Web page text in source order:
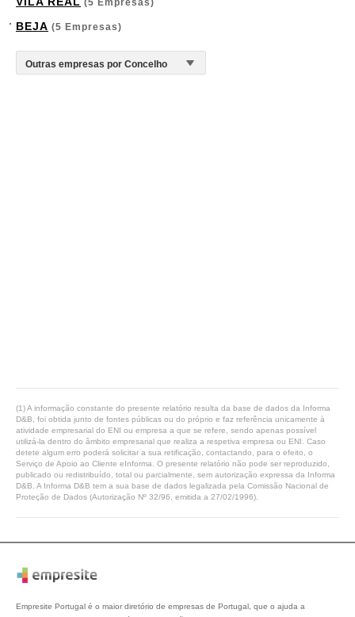
(5 Empresas)
BEJA (5 Empresas)
(1) A informação constante do presente relatório resulta da base de dados da Informa
D&B, foi obtida junto de fontes públicas ou do próprio e faz referência unicamente à
atividade empresarial do ENI ou empresa a que se refere, sendo apenas possível
utilizá-la dentro do âmbito empresarial que realiza a respetiva empresa ou ENI. Caso
detete algum erro poderá solicitar a sua retificação, contactando, para o efeito, o
Serviço de Apoio ao Cliente eInforma. O presente relatório não pode ser reproduzido,
publicado ou redistribuído, total ou parcialmente, sem autorização expressa da Informa
D&B. A Informa D&B tem a sua base de dados legalizada pela Comissão Nacional de
Proteção de Dados (Autorização Nº 32/96, emitida a 27/02/1996).
Empresite Portugal é o maior diretório de empresas de Portugal, que o ajuda a